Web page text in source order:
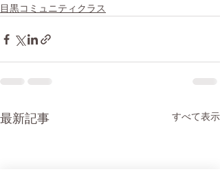
目黒コミュニティクラス
最新記事 すべて表示